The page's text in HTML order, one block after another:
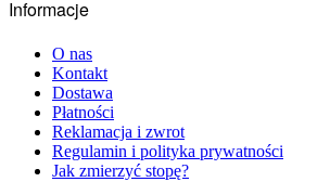
Informacje
O nas
Kontakt
Dostawa
Płatności
Reklamacja i zwrot
Regulamin i polityka prywatności
Jak zmierzyć stopę?